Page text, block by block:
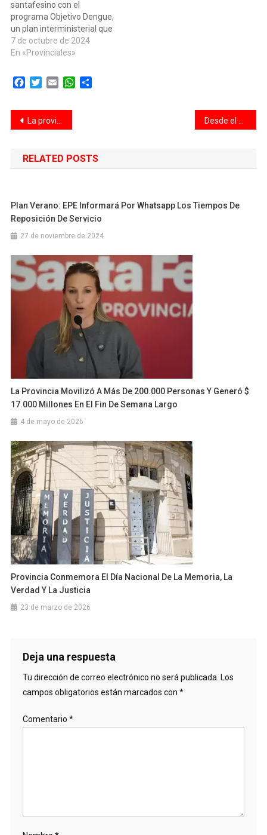
santafesino con el
programa Objetivo Dengue,
un plan interministerial que
apunta a abordar la
problemática desde una
también en la prevención y
la concientización de la
sentido, este lunes, la
ministra de Salud, Silvia…
7 de octubre de 2024
En «Provinciales»
Facebook
TwitterEmail WhatsApp
Navegación
de
entradas
La provincia acredita los fondos de la Tarjeta Única de Ciudadanía Desde el comienzo de año se regularizaron casi el 50% de los balcones gastronómicos
RELATED POSTS
Plan Verano: EPE Informará Por Whatsapp Los Tiempos De
Reposición De Servicio
27 de noviembre de 2024
La Provincia Movilizó A Más De 200.000 Personas Y Generó $
17.000 Millones En El Fin De Semana Largo
4 de mayo de 2026
Provincia Conmemora El Día Nacional De La Memoria, La
Verdad Y La Justicia
23 de marzo de 2026
Deja una respuesta
Tu dirección de correo electrónico no será publicada. Los
campos obligatorios están marcados con *
Comentario *